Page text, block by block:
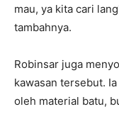
mau, ya kita cari
tambahnya.
Robinsar juga
kawasan tersebut.
oleh material batu,